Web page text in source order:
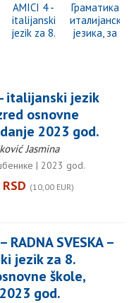
AMICI 4 -
italijanski
jezik za 8.
2023 god.
Граматика
језика, за
italijanski jezik
osnovne
2023 god.
Jasmina
| 2023 god.
(10,00 EUR)
RADNA SVESKA –
jezik za 8.
škole,
god.